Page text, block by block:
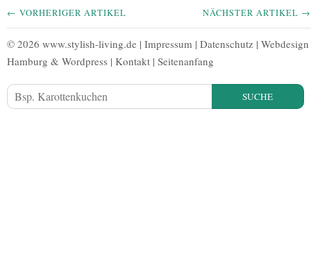
← VORHERIGER ARTIKEL NÄCHSTER ARTIKEL →
© 2026 www.stylish-living.de | Impressum | Datenschutz | Webdesign
Hamburg & Wordpress | Kontakt | Seitenanfang
SUCHE